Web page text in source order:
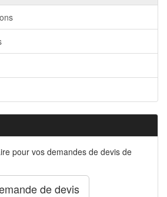
pour vos demandes de devis de
de devis